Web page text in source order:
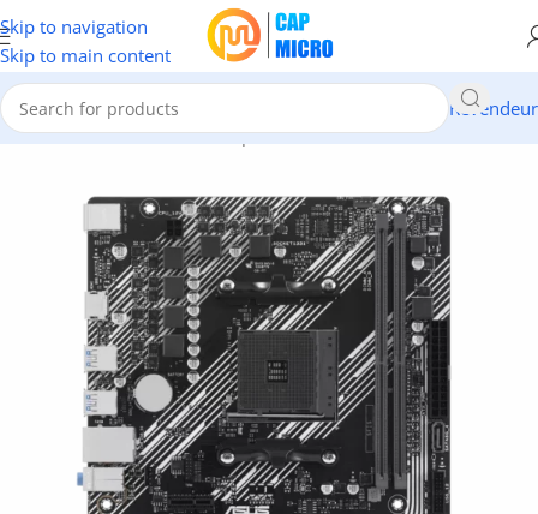
Skip to navigation
Skip to main content
Revendeur
Accueil/INFORMATIQUE/Composants/Carte Mère